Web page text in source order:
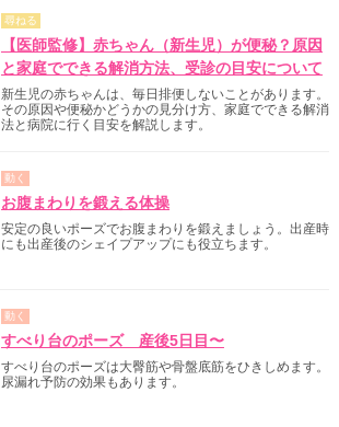
尋ねる
【医師監修】赤ちゃん（新生児）が便秘？原因
と家庭でできる解消方法、受診の目安について
新生児の赤ちゃんは、毎日排便しないことがあります。
その原因や便秘かどうかの見分け方、家庭でできる解消
法と病院に行く目安を解説します。
動く
お腹まわりを鍛える体操
安定の良いポーズでお腹まわりを鍛えましょう。出産時
にも出産後のシェイプアップにも役立ちます。
動く
すべり台のポーズ 産後5日目〜
すべり台のポーズは大臀筋や骨盤底筋をひきしめます。
尿漏れ予防の効果もあります。